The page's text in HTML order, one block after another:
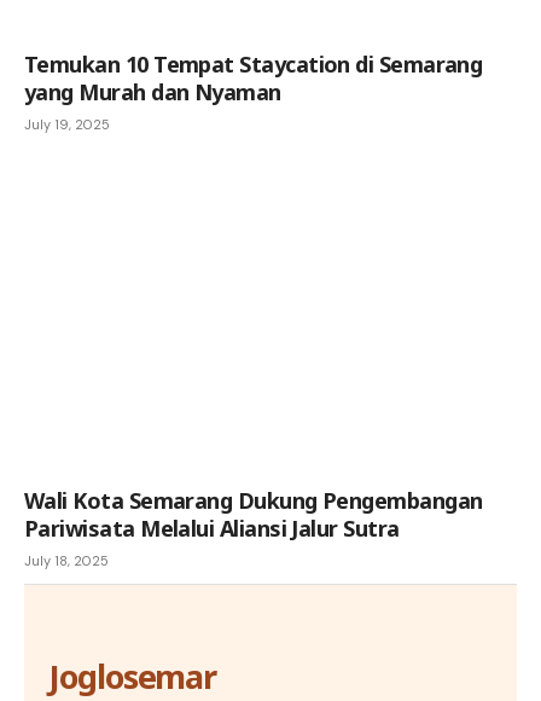
Temukan 10 Tempat Staycation di Semarang
yang Murah dan Nyaman
July 19, 2025
Wali Kota Semarang Dukung Pengembangan
Pariwisata Melalui Aliansi Jalur Sutra
July 18, 2025
Joglosemar